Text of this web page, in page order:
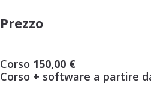
Prezzo
Corso 150,00 €
Corso + software a partire